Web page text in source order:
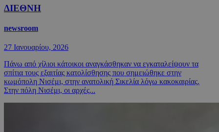
ΔΙΕΘΝΗ
newsroom
27 Ιανουαρίου, 2026
Πάνω από χίλιοι κάτοικοι αναγκάσθηκαν να εγκαταλείψουν τα
σπίτια τους εξαιτίας κατολίσθησης που σημειώθηκε στην
κωμόπολη Νισέμι, στην ανατολική Σικελία λόγω κακοκαιρίας.
Στην πόλη Νισέμι, οι αρχές...